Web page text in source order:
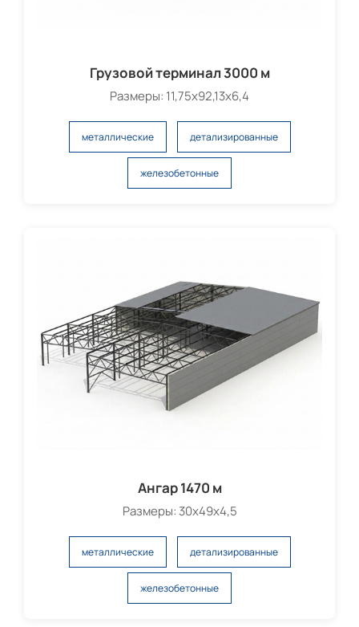
Грузовой терминал 3000 м
Размеры: 11,75х92,13х6,4
металлические детализированные
железобетонные
Ангар 1470 м
Размеры: 30х49х4,5
металлические детализированные
железобетонные